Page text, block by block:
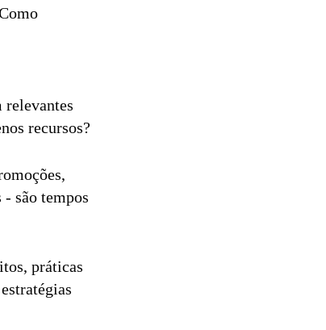
relevantes
recursos?
são tempos
práticas